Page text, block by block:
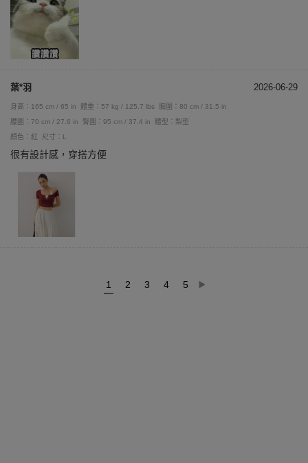
葉*羽 2026-06-29
身高：165 cm / 65 in 體重：57 kg / 125.7 lbs
胸圍：80 cm / 31.5 in
腰圍：70 cm / 27.6 in
臀圍：95 cm / 37.4 in
體型：梨型
顏色：紅
尺寸：L
很有設計感，穿搭方便
1 2 3 4 5